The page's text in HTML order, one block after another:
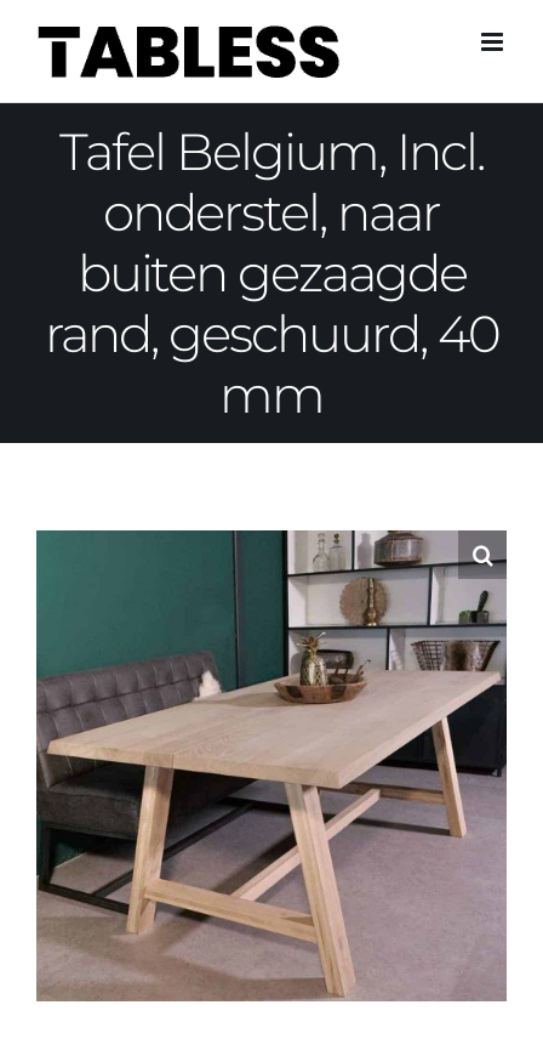
Tafel Belgium, Incl.
onderstel, naar
buiten gezaagde
rand, geschuurd, 40
mm